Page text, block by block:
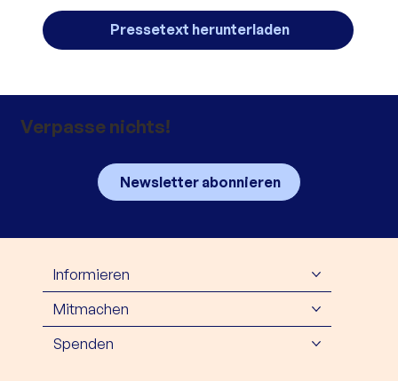
Pressetext herunterladen
Verpasse nichts!
Newsletter abonnieren
Informieren
Mitmachen
Spenden